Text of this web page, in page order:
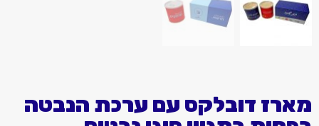
מארז דובלקס עם ערכת הנבטה